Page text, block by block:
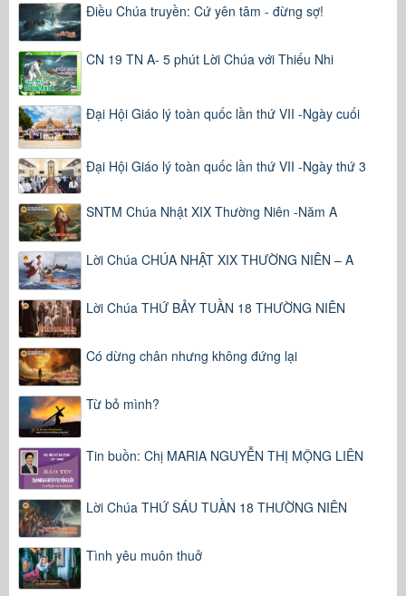
Điều Chúa truyền: Cứ yên tâm - đừng sợ!
CN 19 TN A- 5 phút Lời Chúa với Thiếu Nhi
Đại Hội Giáo lý toàn quốc lần thứ VII -Ngày cuối
Đại Hội Giáo lý toàn quốc lần thứ VII -Ngày thứ 3
SNTM Chúa Nhật XIX Thường Niên -Năm A
Lời Chúa CHÚA NHẬT XIX THƯỜNG NIÊN – A
Lời Chúa THỨ BẢY TUẦN 18 THƯỜNG NIÊN
Có dừng chân nhưng không đứng lại
Từ bỏ mình?
Tin buồn: Chị MARIA NGUYỄN THỊ MỘNG LIÊN
Lời Chúa THỨ SÁU TUẦN 18 THƯỜNG NIÊN
Tình yêu muôn thuở